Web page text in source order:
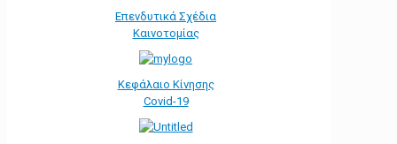
Επενδυτικά Σχέδια
Καινοτομίας
Κεφάλαιο Κίνησης
Covid-19